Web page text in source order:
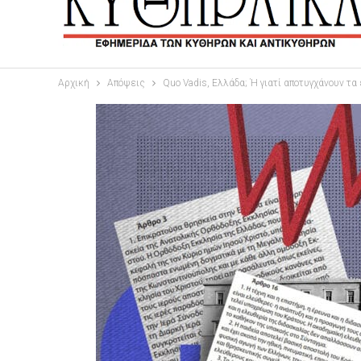
Αρχική Απόψεις Quo Vadis, Ελλάδα; Ή γιατί αποτυγχάνουν τα